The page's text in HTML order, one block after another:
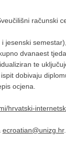
računski
jesenski
dvanaest
te
dobivaju
ocjena.
hrvatski-
ecroatian@unizg.hr.